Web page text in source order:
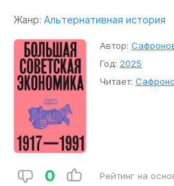
Жанр: Альтернативная история
Автор:
Год: 2025
Читает:
0 Рейтинг на